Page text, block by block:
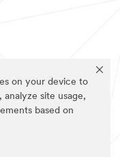
on your device to
analyze site usage,
based on